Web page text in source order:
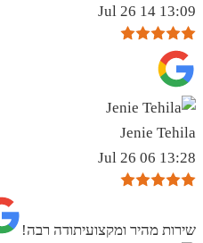
13:09 14 Jul 26
Jenie Tehila
13:28 06 Jul 26
שירות מהיר ומקצועיתודה רבה!